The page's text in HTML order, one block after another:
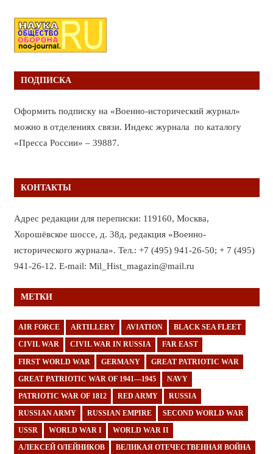
ПОДПИСКА
Оформить подписку на «Военно-исторический журнал»
можно в отделениях связи. Индекс журнала по каталогу
«Пресса России» – 39887.
КОНТАКТЫ
Адрес редакции для переписки: 119160, Москва,
Хорошёвское шоссе, д. 38д, редакция «Военно-
исторического журнала». Тел.: +7 (495) 941-26-50; + 7 (495)
941-26-12. E-mail: Mil_Hist_magazin@mail.ru
МЕТКИ
AIR FORCE ARTILLERY AVIATION BLACK SEA FLEET
CIVIL WAR CIVIL WAR IN RUSSIA FAR EAST
FIRST WORLD WAR GERMANY GREAT PATRIOTIC WAR
GREAT PATRIOTIC WAR OF 1941—1945 NAVY
PATRIOTIC WAR OF 1812 RED ARMY RUSSIA
RUSSIAN ARMY RUSSIAN EMPIRE SECOND WORLD WAR
USSR WORLD WAR I WORLD WAR II
АЛЕКСЕЙ ОЛЕЙНИКОВ ВЕЛИКАЯ ОТЕЧЕСТВЕННАЯ ВОЙНА